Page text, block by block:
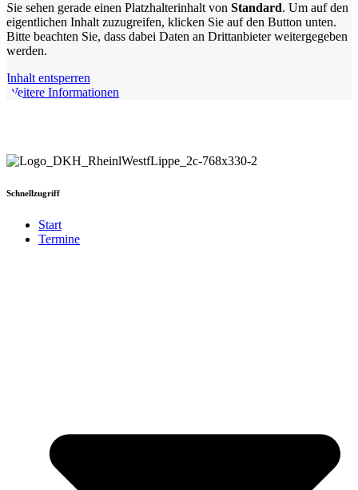
Sie sehen gerade einen Platzhalterinhalt von Standard. Um auf den
eigentlichen Inhalt zuzugreifen, klicken Sie auf den Button unten.
Bitte beachten Sie, dass dabei Daten an Drittanbieter weitergegeben
werden.
Inhalt entsperren
Weitere Informationen
Schnellzugriff
Start
Termine